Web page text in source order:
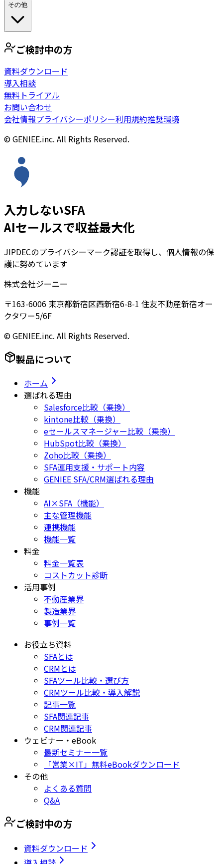
その他
ご検討中の方
資料ダウンロード
導入相談
無料トライアル
お問い合わせ
会社情報プライバシーポリシー利用規約推奨環境
© GENIEE.inc. All Rights Reserved.
入力しないSFA
AIセールスで収益最大化
JIPDECのプライバシーマーク認証を取得し、個人情報の保
護に努めています
株式会社ジーニー
〒163-6006 東京都新宿区西新宿6-8-1 住友不動産新宿オー
クタワー5/6F
© GENIEE.inc. All Rights Reserved.
製品について
ホーム
選ばれる理由
Salesforce比較（乗換）
kintone比較（乗換）
eセールスマネージャー比較（乗換）
HubSpot比較（乗換）
Zoho比較（乗換）
SFA運用支援・サポート内容
GENIEE SFA/CRM選ばれる理由
機能
AI×SFA（機能）
主な管理機能
連携機能
機能一覧
料金
料金一覧表
コストカット診断
活用事例
不動産業界
製造業界
事例一覧
お役立ち資料
SFAとは
CRMとは
SFAツール比較・選び方
CRMツール比較・導入解説
記事一覧
SFA関連記事
CRM関連記事
ウェビナー・eBook
最新セミナー一覧
「営業×IT」無料eBookダウンロード
その他
よくある質問
Q&A
ご検討中の方
資料ダウンロード